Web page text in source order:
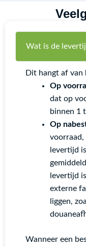
Wat is de
Dit hangt af
Op
dat op
binnen 1
Op
voorraad,
levertijd
levertijd
externe
liggen,
Wanneer een